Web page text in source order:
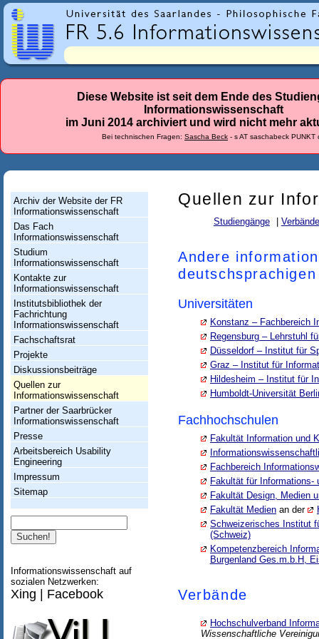
r
l
a
n
-
a
c
h
r
i
c
h
t
u
n
g
I
n
f
o
r
m
a
t
i
n
Diese Website ist seit dem Ende des
Informationswissenschaft
im Juni 2014 archiviert und wird nicht mehr
Bei technischen Fragen: Sascha Beck - s AT saschabeck PUNKT
Archiv der Website der FR
Informationswissenschaft
Das Fach
Informationswissenschaft
Studium
Informationswissenschaft
Kontakte zur
Informationswissenschaft
Institutsbibliothek der
Fachrichtung
Informationswissenschaft
Fachschaftsrat
Projekte
Diskussionsbeiträge
Quellen zur
Informationswissenschaft
Partner der Saarbrücker
Informationswissenschaft
Presse
Arbeitsbereich Usability
Engineering
Impressum
Sitemap
Informationswissenschaft auf
sozialen Netzwerken:
Xing Facebook
Quellen zur
Studiengänge Verbände
Andere
Universitäten
Konstanz – Fachbereich
Regensburg – Lehrstuhl
Düsseldorf – Institut für
Graz – Institut für
Hildesheim – Institut für
Humboldt-Universität
Fachhochschulen
Fakultät Information und
Fachbereich
Fakultät für Informations-
Fakultät Design, Medien
Fakultät Medienan der
Schweizerisches Institut
(Schweiz)
Kompetenzbereich
Burgenland Ges.m.b.H,
Verbände
Hochschulverband
Wissenschaftliche